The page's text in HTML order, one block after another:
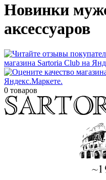
Новинки
аксессуаров
0 товаров